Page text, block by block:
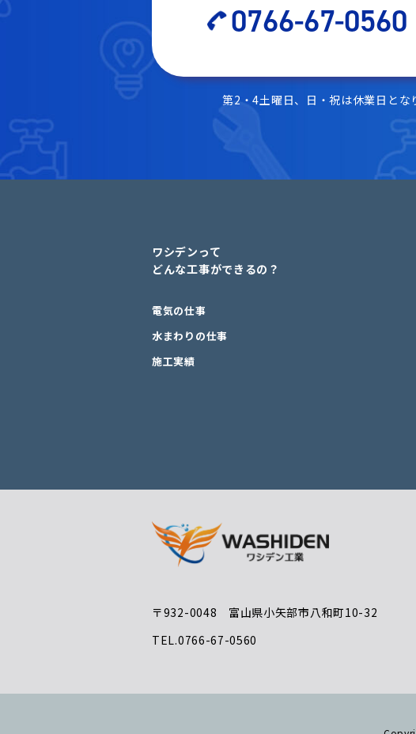
0766-67-0560
第2・4土曜日、日・祝は休業日とな
ワシデンって
どんな工事ができるの？
電気の仕事
水まわりの仕事
施工実績
〒932-0048 富山県小矢部市八和町10-32
TEL.0766-67-0560